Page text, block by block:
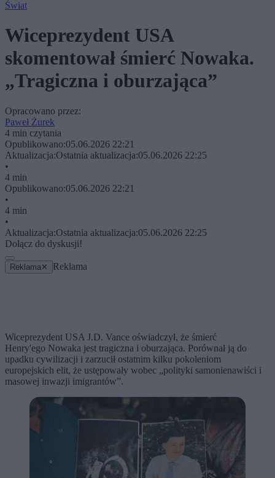
Świat
Wiceprezydent USA
skomentował śmierć Nowaka.
„Tragiczna i oburzająca”
Opracowano przez:
Paweł Żurek
4 min czytania
Opublikowano:05.06.2026 22:21
Aktualizacja:Ostatnia aktualizacja:05.06.2026 22:25
•
4 min
Opublikowano:05.06.2026 22:21
•
4 min
•
Aktualizacja:Ostatnia aktualizacja:05.06.2026 22:25
Dołącz do dyskusji!
Reklama ✕ Reklama
Wiceprezydent USA J.D. Vance oświadczył, że śmierć
Henry'ego Nowaka jest tragiczna i oburzająca. Porównał ją do
upadku cywilizacji i zarzucił ostatnim kilku pokoleniom
europejskich elit, że ustępowały wobec „polityki samonienawiści i
masowej inwazji imigrantów”.